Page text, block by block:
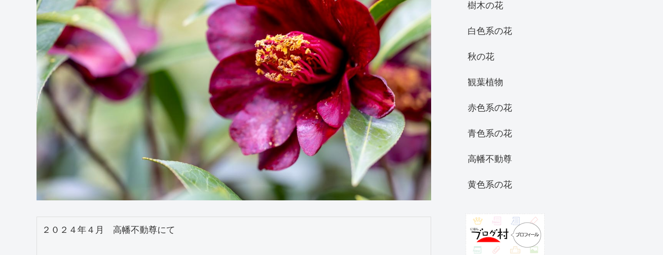
２０２４年４月　高幡不動尊にて
樹木の花
白色系の花
秋の花
観葉植物
赤色系の花
青色系の花
高幡不動尊
黄色系の花